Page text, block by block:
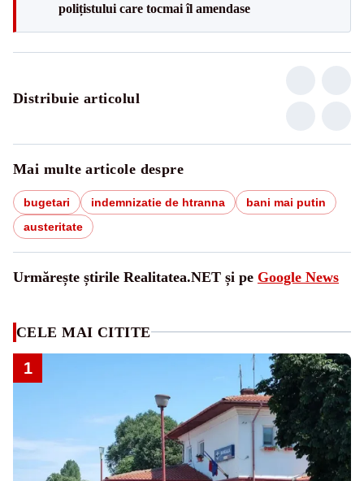
polițistului care tocmai îl amendase
Distribuie articolul
Mai multe articole despre
bugetari indemnizatie de htranna
bani mai putin
austeritate
Urmărește știrile Realitatea.NET și pe Google News
CELE MAI CITITE
1